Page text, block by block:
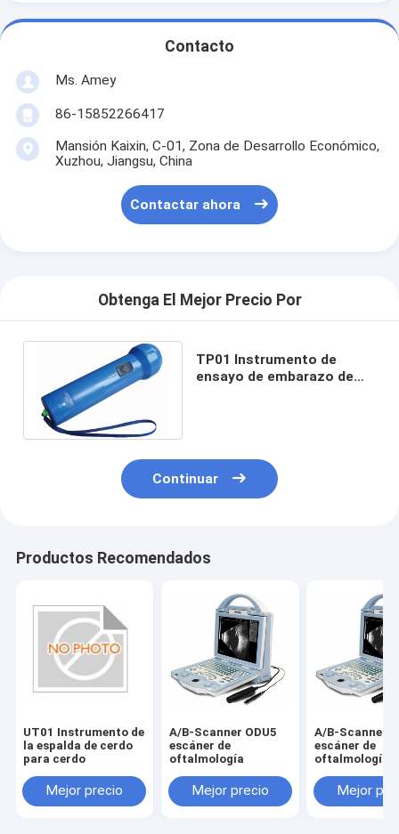
Contacto
Ms. Amey
86-15852266417
Mansión Kaixin, C-01, Zona de Desarrollo Económico,
Xuzhou, Jiangsu, China
Contactar ahora
Obtenga El Mejor Precio Por
TP01 Instrumento de
ensayo de embarazo de
Continuar
Productos Recomendados
UT01 Instrumento de
la espalda de cerdo
para cerdo
Mejor precio
A/B-Scanner ODU5
escáner de
oftalmología
Mejor precio
A/B-Scanner
escáner de
oftalmología
Mejor